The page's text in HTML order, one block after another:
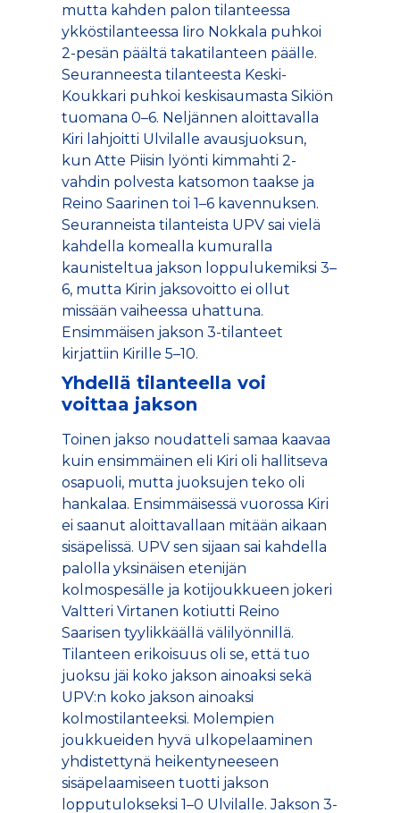
mutta kahden palon tilanteessa
ykköstilanteessa Iiro Nokkala puhkoi
2-pesän päältä takatilanteen päälle.
Seuranneesta tilanteesta Keski-
Koukkari puhkoi keskisaumasta Sikiön
tuomana 0–6. Neljännen aloittavalla
Kiri lahjoitti Ulvilalle avausjuoksun,
kun Atte Piisin lyönti kimmahti 2-
vahdin polvesta katsomon taakse ja
Reino Saarinen toi 1–6 kavennuksen.
Seuranneista tilanteista UPV sai vielä
kahdella komealla kumuralla
kaunisteltua jakson loppulukemiksi 3–
6, mutta Kirin jaksovoitto ei ollut
missään vaiheessa uhattuna.
Ensimmäisen jakson 3-tilanteet
kirjattiin Kirille 5–10.
Yhdellä tilanteella voi
voittaa jakson
Toinen jakso noudatteli samaa kaavaa
kuin ensimmäinen eli Kiri oli hallitseva
osapuoli, mutta juoksujen teko oli
hankalaa. Ensimmäisessä vuorossa Kiri
ei saanut aloittavallaan mitään aikaan
sisäpelissä. UPV sen sijaan sai kahdella
palolla yksinäisen etenijän
kolmospesälle ja kotijoukkueen jokeri
Valtteri Virtanen kotiutti Reino
Saarisen tyylikkäällä välilyönnillä.
Tilanteen erikoisuus oli se, että tuo
juoksu jäi koko jakson ainoaksi sekä
UPV:n koko jakson ainoaksi
kolmostilanteeksi. Molempien
joukkueiden hyvä ulkopelaaminen
yhdistettynä heikentyneeseen
sisäpelaamiseen tuotti jakson
lopputulokseksi 1–0 Ulvilalle. Jakson 3-